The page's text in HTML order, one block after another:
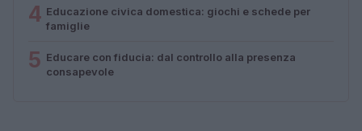
4 Educazione civica domestica: giochi e schede per
famiglie
5 Educare con fiducia: dal controllo alla presenza
consapevole